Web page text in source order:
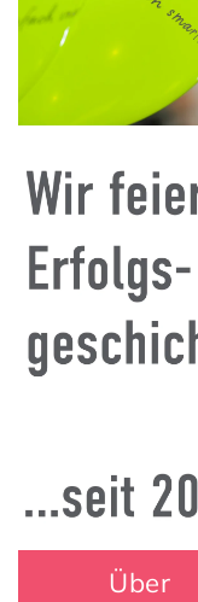
Über